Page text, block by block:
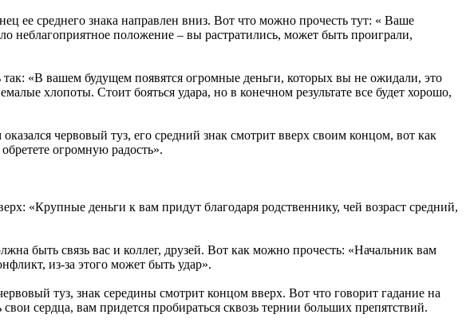
ее среднего знака направлен вниз. Вот что можно прочесть тут: « Ваше
неблагоприятное положение – вы растратились, может быть проиграли,
«В вашем будущем появятся огромные деньги, которых вы не ожидали, это
хлопоты. Стоит бояться удара, но в конечном результате все будет хорошо,
червовый туз, его средний знак смотрит вверх своим концом, вот как
огромную радость».
«Крупные деньги к вам придут благодаря родственнику, чей возраст средний,
быть связь вас и коллег, друзей. Вот как можно прочесть: «Начальник вам
из-за этого может быть удар».
туз, знак середины смотрит концом вверх. Вот что говорит гадание на
сердца, вам придется пробираться сквозь тернии больших препятствий.